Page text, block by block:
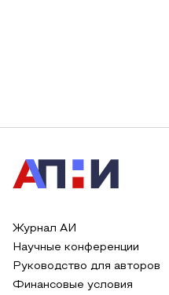
Журнал АИ
Научные конференции
Руководство для авторов
Финансовые условия